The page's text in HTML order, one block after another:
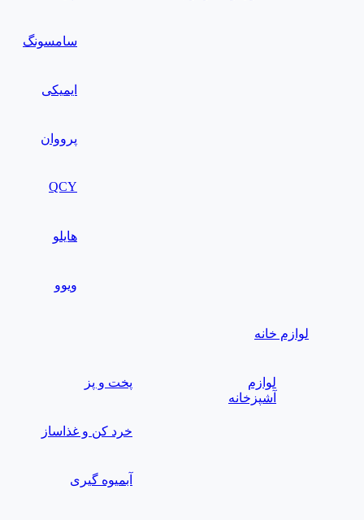
سامسونگ
ایمیکی
پرووان
QCY
هایلو
ویوو
لوازم خانه
لوازم
آشپزخانه
پخت و پز
خرد کن و غذاساز
آبمیوه گیری